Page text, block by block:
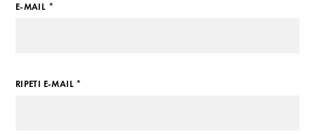
E-MAIL *
RIPETI E-MAIL *